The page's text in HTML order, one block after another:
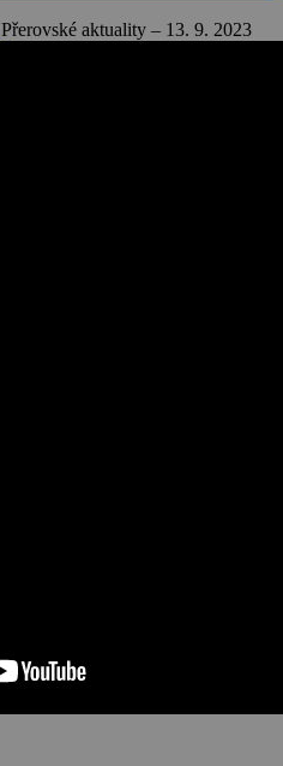
Přerovské aktuality – 13. 9. 2023